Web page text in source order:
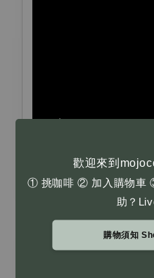
歡迎來到
① 挑咖啡 ② 加入購物車
助？
購物須知
商品備註｜Notes